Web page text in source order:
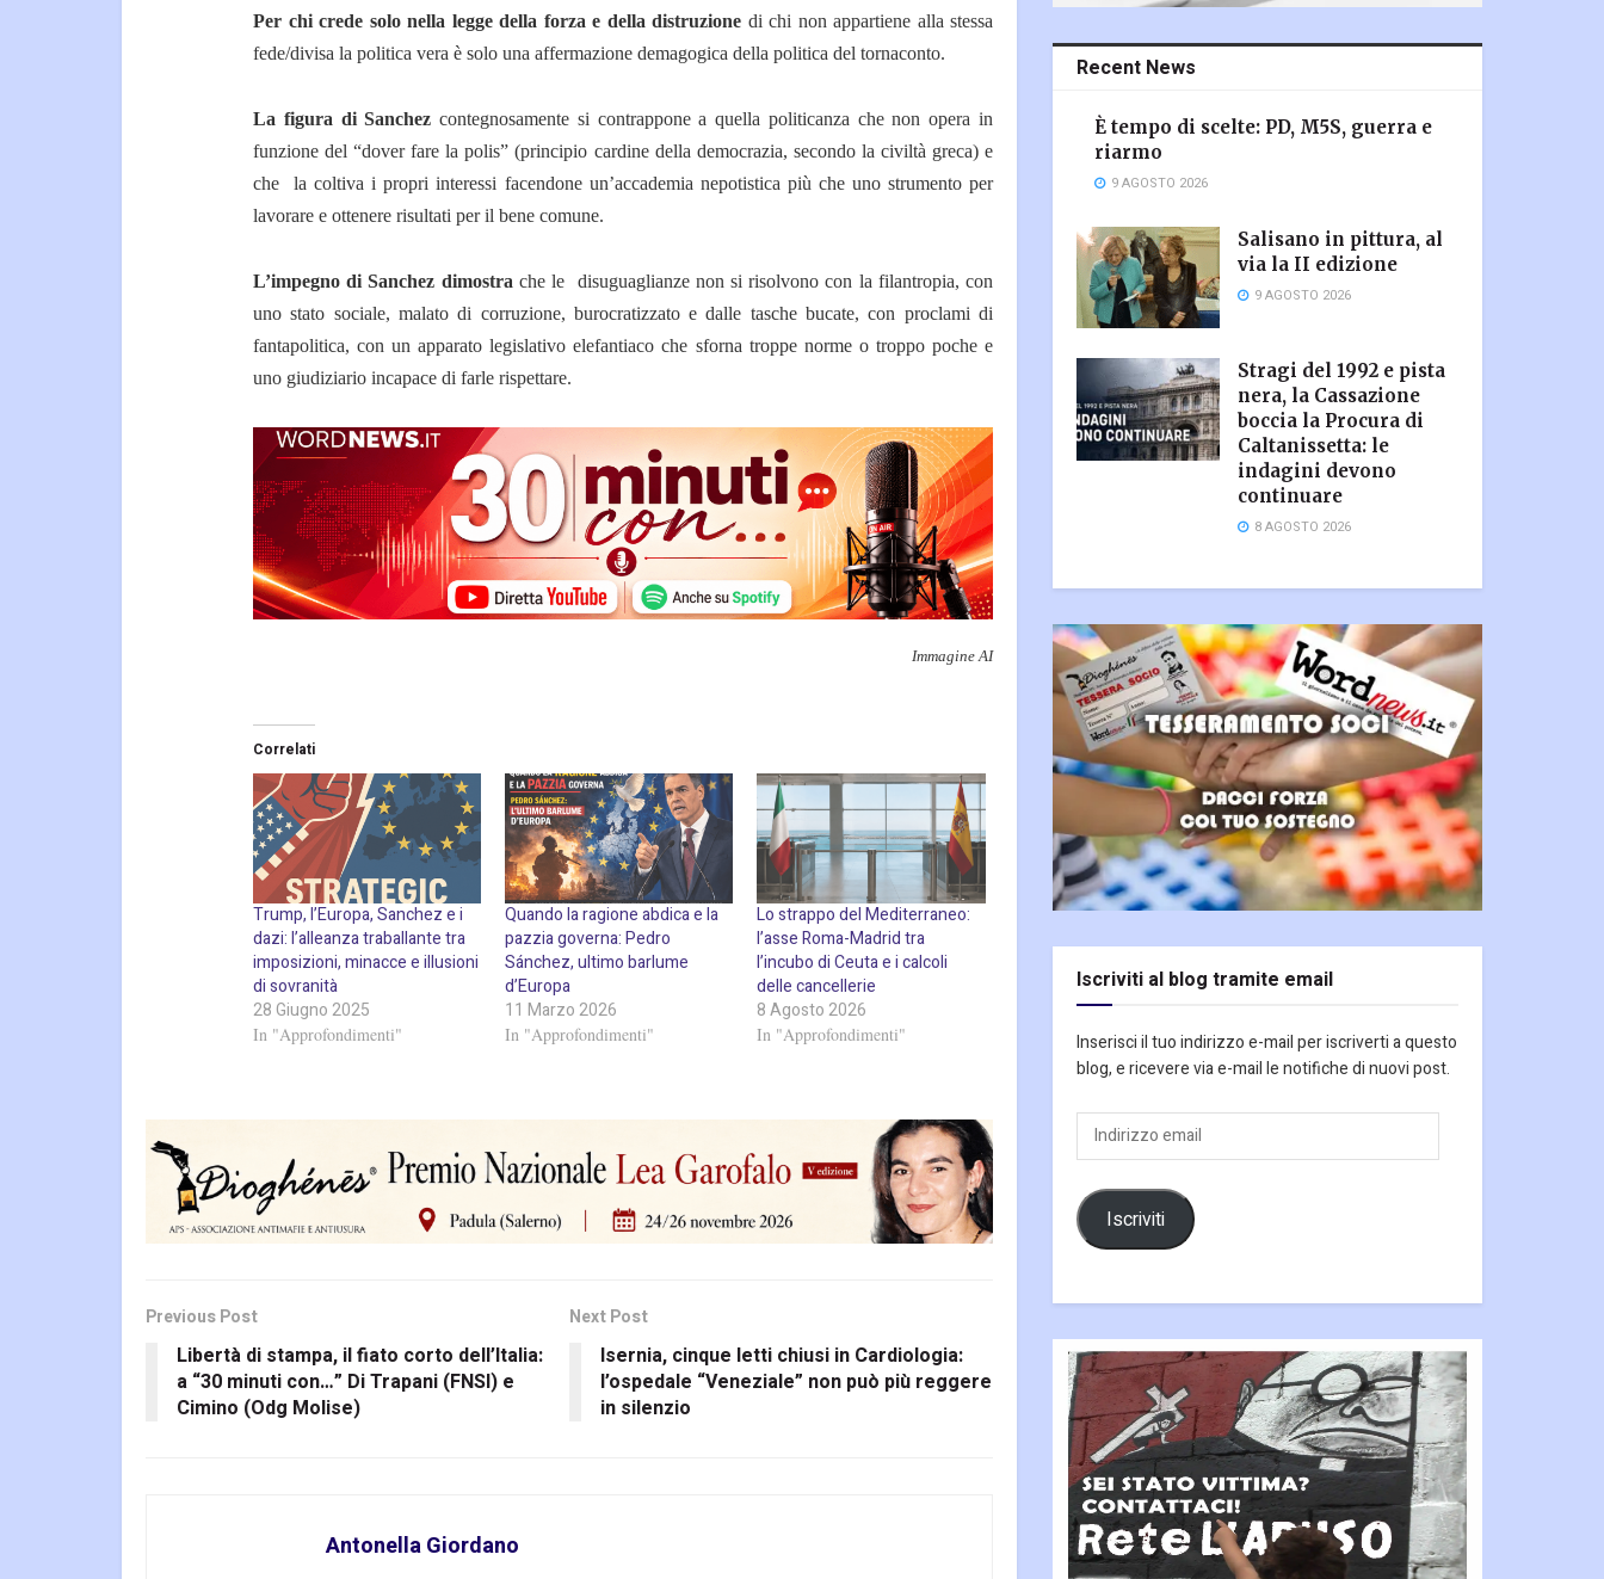
Per chi crede solo nella legge della forza e della distruzione di chi non appartiene alla stessa
fede/divisa la politica vera è solo una affermazione demagogica della politica del tornaconto.
La figura di Sanchez contegnosamente si contrappone a quella politicanza che non opera in
funzione del “dover fare la polis” (principio cardine della democrazia, secondo la civiltà greca) e
che la coltiva i propri interessi facendone un’accademia nepotistica più che uno strumento per
lavorare e ottenere risultati per il bene comune.
L’impegno di Sanchez dimostra che le disuguaglianze non si risolvono con la filantropia, con
uno stato sociale, malato di corruzione, burocratizzato e dalle tasche bucate, con proclami di
fantapolitica, con un apparato legislativo elefantiaco che sforna troppe norme o troppo poche e
uno giudiziario incapace di farle rispettare.
Immagine AI
Correlati
Trump, l’Europa, Sanchez e i
dazi: l’alleanza traballante tra
imposizioni, minacce e illusioni
di sovranità
28 Giugno 2025
In "Approfondimenti"
Quando la ragione abdica e la
pazzia governa: Pedro
Sánchez, ultimo barlume
d’Europa
11 Marzo 2026
In "Approfondimenti"
Lo strappo del Mediterraneo:
l’asse Roma-Madrid tra
l’incubo di Ceuta e i calcoli
delle cancellerie
8 Agosto 2026
In "Approfondimenti"
Previous Post
Libertà di stampa, il fiato corto dell’Italia:
a “30 minuti con…” Di Trapani (FNSI) e
Cimino (Odg Molise)
Next Post
Isernia, cinque letti chiusi in Cardiologia:
l’ospedale “Veneziale” non può più reggere
in silenzio
Antonella Giordano
Recent News
È tempo di scelte: PD, M5S, guerra e
riarmo
9 AGOSTO 2026
Salisano in pittura, al
via la II edizione
9 AGOSTO 2026
Stragi del 1992 e pista
nera, la Cassazione
boccia la Procura di
Caltanissetta: le
indagini devono
continuare
8 AGOSTO 2026
Iscriviti al blog tramite email
Inserisci il tuo indirizzo e-mail per iscriverti a questo
blog, e ricevere via e-mail le notifiche di nuovi post.
Indirizzo
Iscriviti